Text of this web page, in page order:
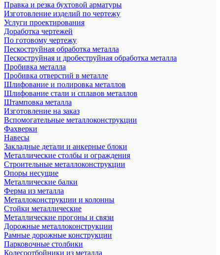
Правка и резка бухтовой арматуры
Изготовление изделий по чертежу
Услуги проектирования
Доработка чертежей
По готовому чертежу
Пескоструйная обработка металла
Пескоструйная и дробеструйная обработка металла
Пробивка металла
Пробивка отверстий в металле
Шлифование и полировка металлов
Шлифование стали и сплавов металлов
Штамповка металла
Изготовление на заказ
Вспомогательные металлоконструкции
Фахверки
Навесы
Закладные детали и анкерные блоки
Металлические столбы и ограждения
Строительные металлоконструкции
Опоры несущие
Металлические балки
Ферма из металла
Металлоконструкции и колонны
Стойки металлические
Металлические прогоны и связи
Дорожные металлоконструкции
Рамные дорожные конструкции
Парковочные столбики
Колесоотбойники из металла